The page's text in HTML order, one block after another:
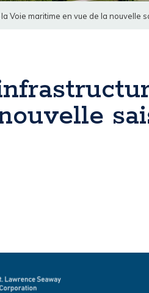
Voie maritime en vue de la nouvelle